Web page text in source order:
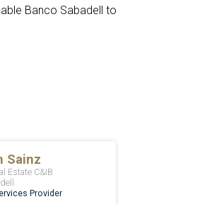
Banco Sabadell to